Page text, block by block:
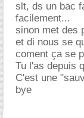
slt, ds un bac
facilement...
sinon met des
et di nous se
coment ça se
Tu l'as depuis
C'est une
bye